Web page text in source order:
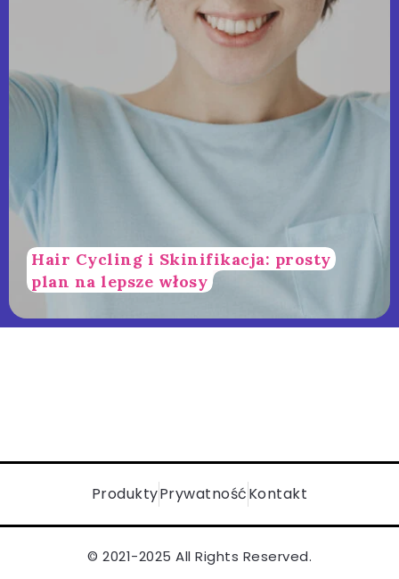
Hair Cycling i Skinifikacja: prosty
plan na lepsze włosy
ProduktyPrywatnośćKontakt
© 2021-2025 All Rights Reserved.